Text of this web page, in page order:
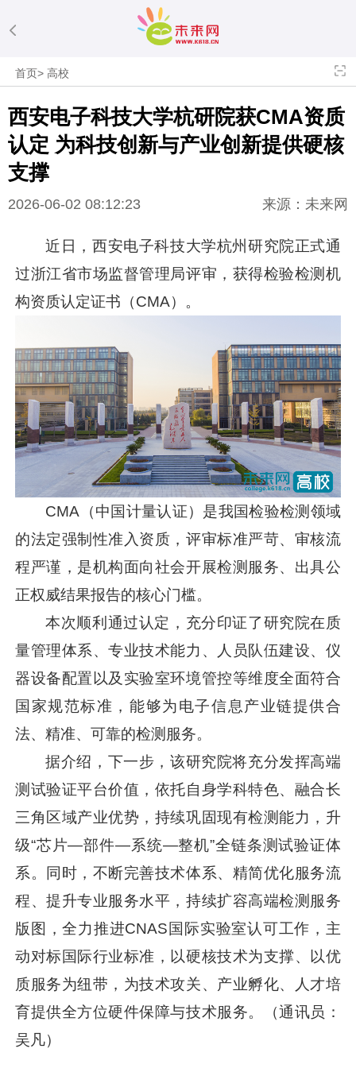
首页>高校
西安电子科技大学杭研院获CMA资质
认定 为科技创新与产业创新提供硬核
支撑
2026-06-02 08:12:23 来源：未来网
近日，西安电子科技大学杭州研究院正式通
过浙江省市场监督管理局评审，获得检验检测机
构资质认定证书（CMA）。
CMA（中国计量认证）是我国检验检测领域
的法定强制性准入资质，评审标准严苛、审核流
程严谨，是机构面向社会开展检测服务、出具公
正权威结果报告的核心门槛。
本次顺利通过认定，充分印证了研究院在质
量管理体系、专业技术能力、人员队伍建设、仪
器设备配置以及实验室环境管控等维度全面符合
国家规范标准，能够为电子信息产业链提供合
法、精准、可靠的检测服务。
据介绍，下一步，该研究院将充分发挥高端
测试验证平台价值，依托自身学科特色、融合长
三角区域产业优势，持续巩固现有检测能力，升
级“芯片—部件—系统—整机”全链条测试验证体
系。同时，不断完善技术体系、精简优化服务流
程、提升专业服务水平，持续扩容高端检测服务
版图，全力推进CNAS国际实验室认可工作，主
动对标国际行业标准，以硬核技术为支撑、以优
质服务为纽带，为技术攻关、产业孵化、人才培
育提供全方位硬件保障与技术服务。（通讯员：
吴凡）